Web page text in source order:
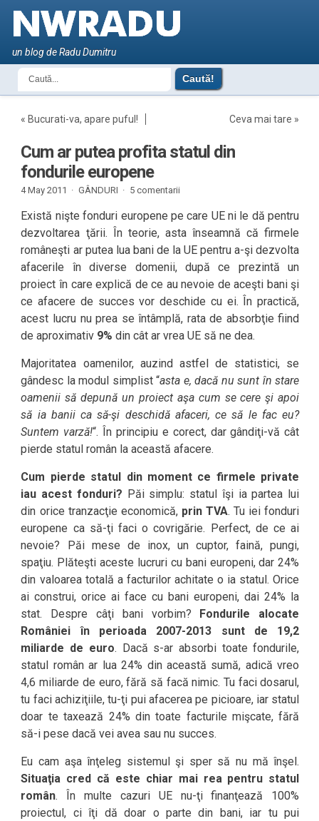
un blog de Radu Dumitru
« Bucurati-va, apare puful! Ceva mai tare »
Cum ar putea profita statul din
fondurile europene
4 May 2011 · GÂNDURI · 5 comentarii
Există nişte fonduri europene pe care UE ni le dă pentru
dezvoltarea ţării. În teorie, asta înseamnă că firmele
româneşti ar putea lua bani de la UE pentru a-şi dezvolta
afacerile în diverse domenii, după ce prezintă un
proiect în care explică de ce au nevoie de aceşti bani şi
ce afacere de succes vor deschide cu ei. În practică,
acest lucru nu prea se întâmplă, rata de absorbţie fiind
de aproximativ 9% din cât ar vrea UE să ne dea.
Majoritatea oamenilor, auzind astfel de statistici, se
gândesc la modul simplist “asta e, dacă nu sunt în stare
oamenii să depună un proiect aşa cum se cere şi apoi
să ia banii ca să-şi deschidă afaceri, ce să le fac eu?
Suntem varză!“. În principiu e corect, dar gândiţi-vă cât
pierde statul român la această afacere.
Cum pierde statul din moment ce firmele private
iau acest fonduri? Păi simplu: statul îşi ia partea lui
din orice tranzacţie economică, prin TVA. Tu iei fonduri
europene ca să-ţi faci o covrigărie. Perfect, de ce ai
nevoie? Păi mese de inox, un cuptor, faină, pungi,
spaţiu. Plăteşti aceste lucruri cu bani europeni, dar 24%
din valoarea totală a facturilor achitate o ia statul. Orice
ai construi, orice ai face cu bani europeni, dai 24% la
stat. Despre câţi bani vorbim? Fondurile alocate
României în perioada 2007-2013 sunt de 19,2
miliarde de euro. Dacă s-ar absorbi toate fondurile,
statul român ar lua 24% din această sumă, adică vreo
4,6 miliarde de euro, fără să facă nimic. Tu faci dosarul,
tu faci achiziţiile, tu-ţi pui afacerea pe picioare, iar statul
doar te taxează 24% din toate facturile mişcate, fără
să-i pese dacă vei avea sau nu succes.
Eu cam aşa înţeleg sistemul şi sper să nu mă înşel.
Situaţia cred că este chiar mai rea pentru statul
român. În multe cazuri UE nu-ţi finanţează 100%
proiectul, ci îţi dă doar o parte din bani, iar tu pui